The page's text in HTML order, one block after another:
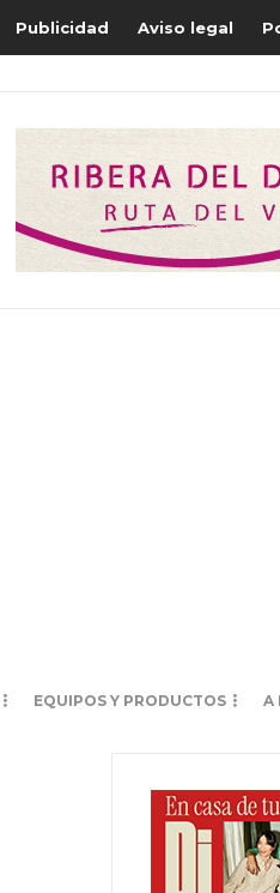
Publicidad Aviso legal
EQUIPOS Y PRODUCTOS A